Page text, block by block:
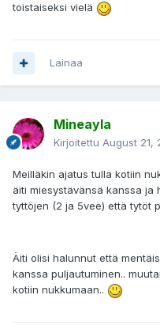
toistaiseksi vielä
Lainaa
Mineayla
Kirjoitettu August 21,
Meilläkin ajatus tulla kotiin
äiti miesystävänsä kanssa ja
tyttöjen (2 ja 5vee) että tytöt
Äiti olisi halunnut että
kanssa puljautuminen..
kotiin nukkumaan..